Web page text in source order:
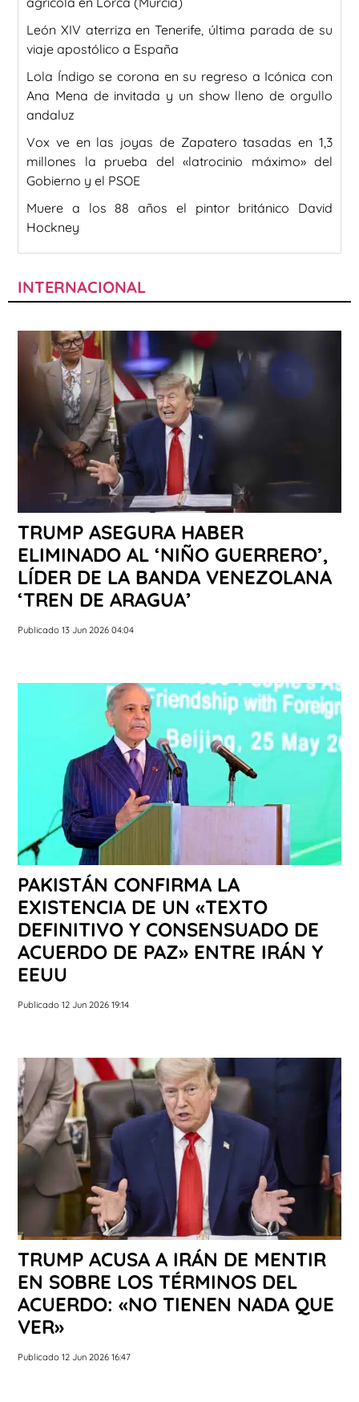
León XIV aterriza en Tenerife, última parada de su
viaje apostólico a España
Lola Índigo se corona en su regreso a Icónica con
Ana Mena de invitada y un show lleno de orgullo
andaluz
Vox ve en las joyas de Zapatero tasadas en 1,3
millones la prueba del «latrocinio máximo» del
Gobierno y el PSOE
Muere a los 88 años el pintor británico David
Hockney
INTERNACIONAL
TRUMP ASEGURA HABER
ELIMINADO AL ‘NIÑO GUERRERO’,
LÍDER DE LA BANDA VENEZOLANA
‘TREN DE ARAGUA’
Publicado 13 Jun 2026 04:04
PAKISTÁN CONFIRMA LA
EXISTENCIA DE UN «TEXTO
DEFINITIVO Y CONSENSUADO DE
ACUERDO DE PAZ» ENTRE IRÁN Y
EEUU
Publicado 12 Jun 2026 19:14
TRUMP ACUSA A IRÁN DE MENTIR
EN SOBRE LOS TÉRMINOS DEL
ACUERDO: «NO TIENEN NADA QUE
VER»
Publicado 12 Jun 2026 16:47